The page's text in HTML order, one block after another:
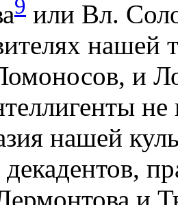
9 или Вл.
нашей
и
нашей
и